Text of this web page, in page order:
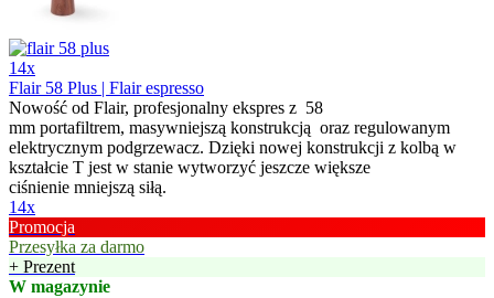
14x
Flair 58 Plus | Flair espresso
Nowość od Flair, profesjonalny ekspres z 58
mm portafiltrem, masywniejszą konstrukcją oraz regulowanym
elektrycznym podgrzewacz. Dzięki nowej konstrukcji z kolbą w
kształcie T jest w stanie wytworzyć jeszcze większe
ciśnienie mniejszą siłą.
14x
Promocja
Przesyłka za darmo
+ Prezent
W magazynie